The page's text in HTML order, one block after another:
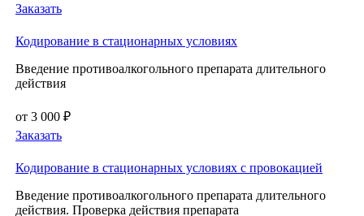
Заказать
Кодирование в стационарных условиях
Введение противоалкогольного препарата длительного
действия
от 3 000 ₽
Заказать
Кодирование в стационарных условиях с провокацией
Введение противоалкогольного препарата длительного
действия. Проверка действия препарата